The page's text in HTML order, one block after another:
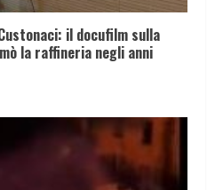
il docufilm sulla
la raffineria negli anni